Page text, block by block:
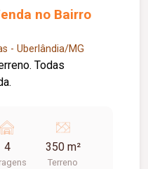
no Bairro
- Uberlândia/MG
Todas
4 350 m²
Terreno